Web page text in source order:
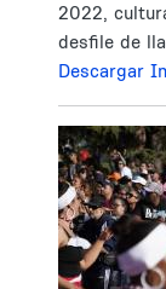
2022,
desfile de
Descargar